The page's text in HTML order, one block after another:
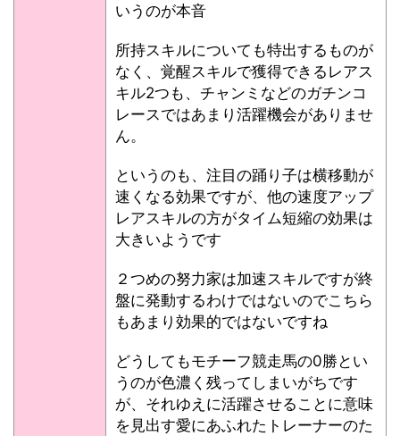
いうのが本音
所持スキルについても特出するものが
なく、覚醒スキルで獲得できるレアス
キル2つも、チャンミなどのガチンコ
レースではあまり活躍機会がありませ
ん。
というのも、注目の踊り子は横移動が
速くなる効果ですが、他の速度アップ
レアスキルの方がタイム短縮の効果は
大きいようです
２つめの努力家は加速スキルですが終
盤に発動するわけではないのでこちら
もあまり効果的ではないですね
どうしてもモチーフ競走馬の0勝とい
うのが色濃く残ってしまいがちです
が、それゆえに活躍させることに意味
を見出す愛にあふれたトレーナーのた